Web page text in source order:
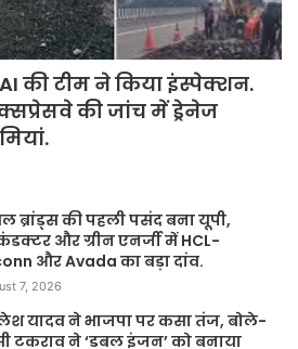
की टीम ने किया इंस्पेक्शन.
की जांच में ड्रेनेज
ब्रांड्स की पहली पसंद बना यूपी,
और ग्रीन एनर्जी में HCL-
और Avada का बड़ा दांव.
7, 2026
यादव ने भाजपा पर कसा तंज, बोले-
टकराव ने ‘डबल इंजन’ को बनाया